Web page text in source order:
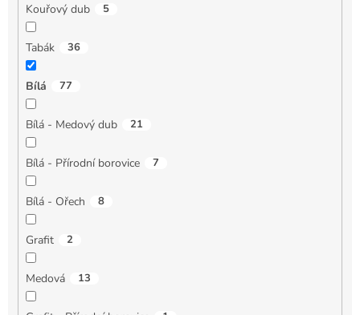
Kouřový dub 5
Tabák 36
Bílá 77
Bílá - Medový dub 21
Bílá - Přírodní borovice 7
Bílá - Ořech 8
Grafit 2
Medová 13